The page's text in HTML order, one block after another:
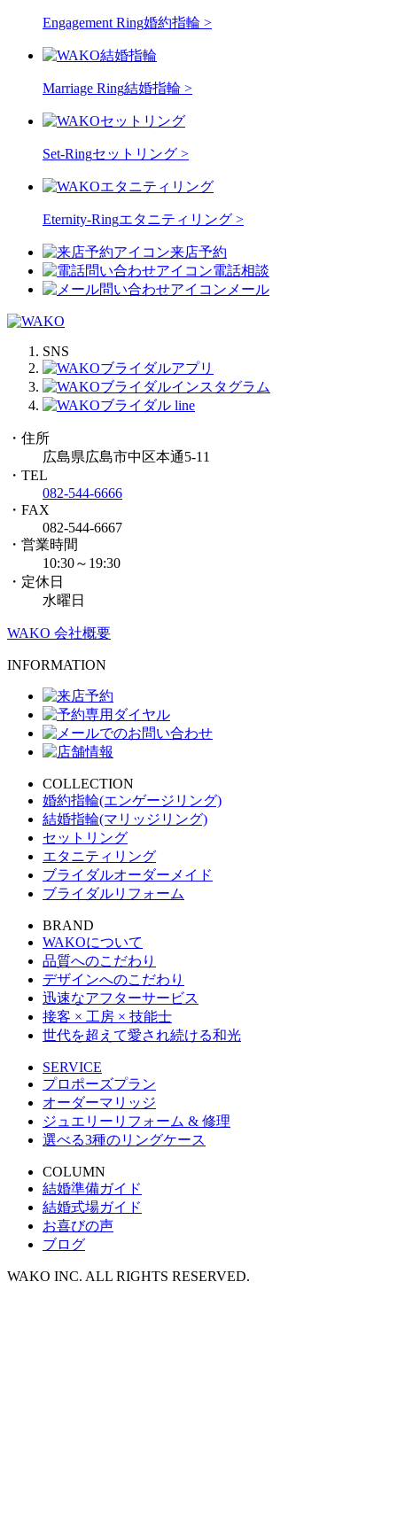
Engagement Ring婚約指輪 >
Marriage Ring結婚指輪 >
Set-Ringセットリング >
Eternity-Ringエタニティリング >
来店予約
電話相談
メール
SNS
・住所
広島県広島市中区本通5-11
・TEL
082-544-6666
・FAX
082-544-6667
・営業時間
10:30～19:30
・定休日
水曜日
WAKO 会社概要
INFORMATION
COLLECTION
婚約指輪(エンゲージリング)
結婚指輪(マリッジリング)
セットリング
エタニティリング
ブライダルオーダーメイド
ブライダルリフォーム
BRAND
WAKOについて
品質へのこだわり
デザインへのこだわり
迅速なアフターサービス
接客 × 工房 × 技能士
世代を超えて愛され続ける和光
SERVICE
プロポーズプラン
オーダーマリッジ
ジュエリーリフォーム & 修理
選べる3種のリングケース
COLUMN
結婚準備ガイド
結婚式場ガイド
お喜びの声
ブログ
WAKO INC. ALL RIGHTS RESERVED.